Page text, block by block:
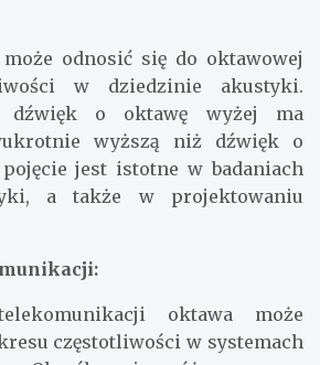
odnosić się do oktawowej
w dziedzinie akustyki.
dźwięk o oktawę wyżej ma
wyższą niż dźwięk o
jest istotne w badaniach
a także w projektowaniu
oktawa może
częstotliwości w systemach